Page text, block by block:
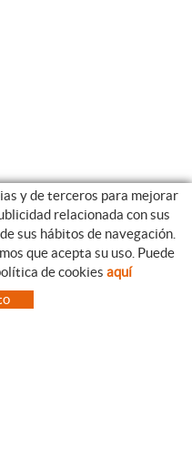
GUIA DE COMPRA
CONDICIONES DE COMPRA
PAGO
y de terceros para mejorar
relacionada con sus
sus hábitos de navegación.
que acepta su uso. Puede
de cookies aquí